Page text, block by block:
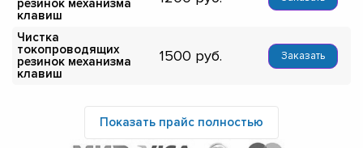
резинок механизма
клавиш
Чистка
токопроводящих
резинок механизма
клавиш
1500 Заказать
Показать прайс полностью